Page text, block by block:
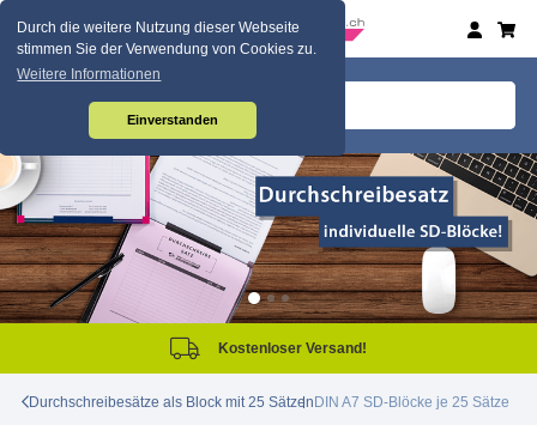
Durch die weitere Nutzung dieser Webseite
stimmen Sie der Verwendung von Cookies zu.
Weitere Informationen
Einverstanden
Kostenloser Versand!
Durchschreibesätze als Block mit 25 SätzenDIN A7 SD-Blöcke je 25 Sätze